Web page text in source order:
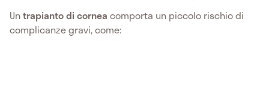
Untrapianto di cornea comporta un piccolo rischio di
complicanze gravi, come: